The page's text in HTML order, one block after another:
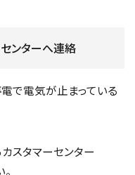
ンターへ連絡
で電気が止まっている
スタマーセンター